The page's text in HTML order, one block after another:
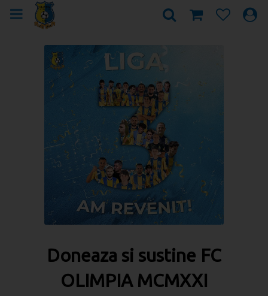
Doneaza si sustine FC
OLIMPIA MCMXXI